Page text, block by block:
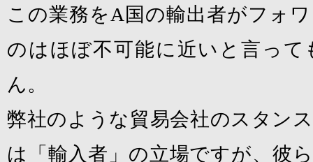
この業務をA 国の輸出者がフォ
のはほぼ不可能に近いと言っ
ん。
弊社のような貿易会社のスタン
は「輸入者」の立場ですが、彼